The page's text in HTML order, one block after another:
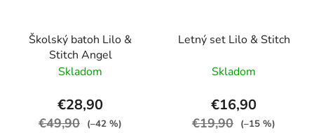
Školský batoh Lilo &
Stitch Angel
Skladom
€28,90
€49,90 (–42 %)
Letný set Lilo & Stitch
Skladom
€16,90
€19,90 (–15 %)